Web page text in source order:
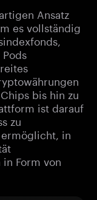
Ansatz
es vollständig
bis hin zu
ist darauf
zu
in
Form von